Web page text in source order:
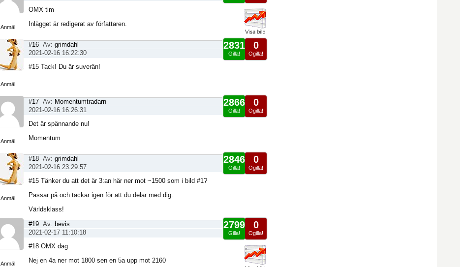
Anmäl
OMX tim
Inlägget är redigerat av författaren.
Anmäl
0
Ogilla!
2831
Gilla!
#16 Av: grimdahl
2021-02-16 16:22:30
#15 Tack! Du är suverän!
Anmäl
0
Ogilla!
2866
Gilla!
#17 Av: Momentumtradarn
2021-02-16 16:26:31
Det är spännande nu!
Momentum
Anmäl
0
Ogilla!
2846
Gilla!
#18 Av: grimdahl
2021-02-16 23:29:57
#15 Tänker du att det är 3:an här ner mot ~1500 som i bild #1?
Passar på och tackar igen för att du delar med dig.
Världsklass!
Anmäl
0
Ogilla!
2799
Gilla!
#19 Av: bevis
2021-02-17 11:10:18
#18 OMX dag
Nej en 4a ner mot 1800 sen en 5a upp mot 2160